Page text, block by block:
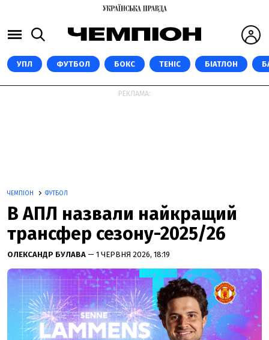
УПЛ ФУТБОЛ БОКС ТЕНІС БІАТЛОН
РЕКЛАМА:
ЧЕМПІОН ФУТБОЛ
В АПЛ назвали найкращий
трансфер сезону-2025/26
ОЛЕКСАНДР БУЛАВА — 1 ЧЕРВНЯ 2026, 18:19